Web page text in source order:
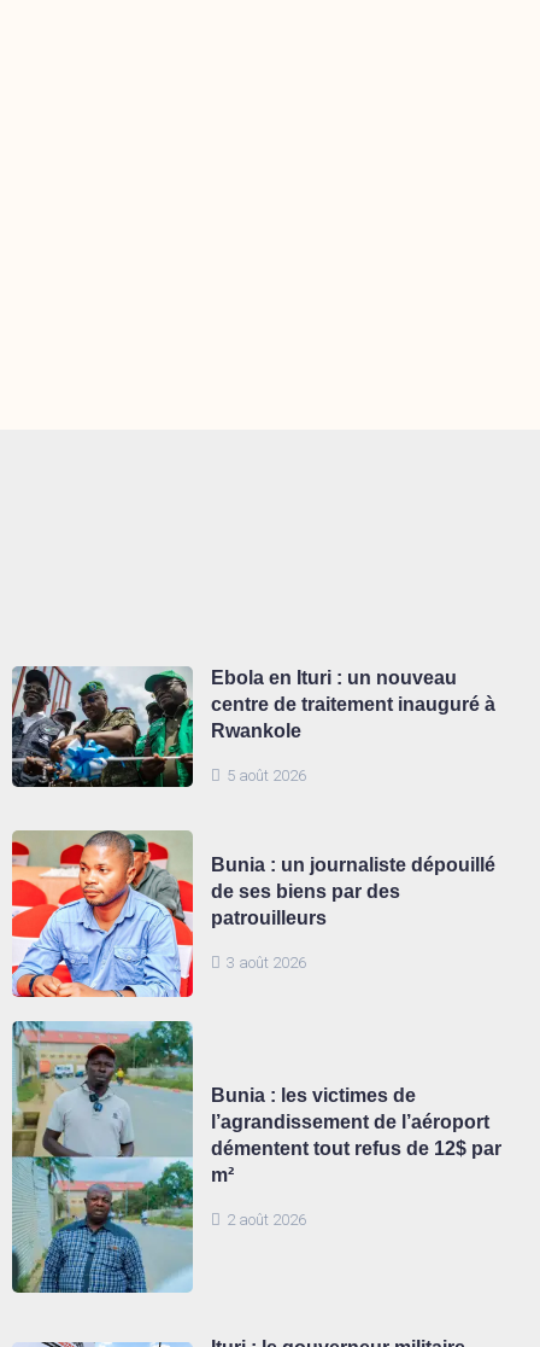
5 août 2026
Ebola en Ituri : un nouveau
centre de traitement inauguré à
Rwankole
3 août 2026
Bunia : un journaliste dépouillé
de ses biens par des
patrouilleurs
2 août 2026
Bunia : les victimes de
l’agrandissement de l’aéroport
démentent tout refus de 12$ par
m²